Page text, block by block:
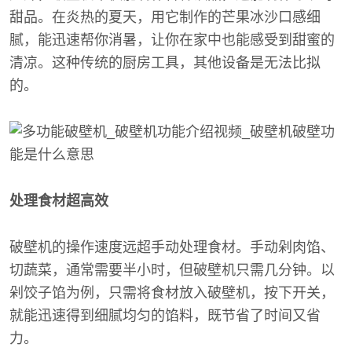
甜品。在炎热的夏天，用它制作的芒果冰沙口感细
腻，能迅速帮你消暑，让你在家中也能感受到甜蜜的
清凉。这种传统的厨房工具，其他设备是无法比拟
的。
处理食材超高效
破壁机的操作速度远超手动处理食材。手动剁肉馅、
切蔬菜，通常需要半小时，但破壁机只需几分钟。以
剁饺子馅为例，只需将食材放入破壁机，按下开关，
就能迅速得到细腻均匀的馅料，既节省了时间又省
力。